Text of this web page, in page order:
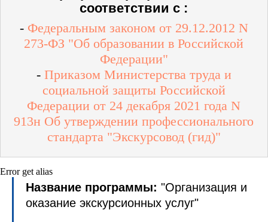
соответствии с :
- Федеральным законом от 29.12.2012 N
273-ФЗ "Об образовании в Российской
Федерации"
- Приказом Министерства труда и
социальной защиты Российской
Федерации от 24 декабря 2021 года N
913н Об утверждении профессионального
стандарта "Экскурсовод (гид)"
Error get alias
Название программы: "Организация и
оказание экскурсионных услуг"